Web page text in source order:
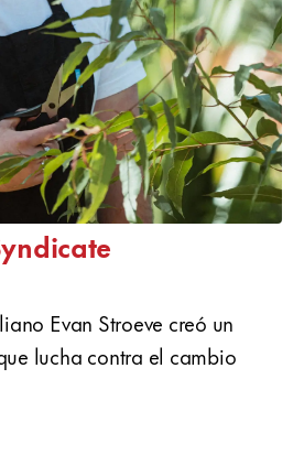
Evan Stroeve creó un
lucha contra el cambio